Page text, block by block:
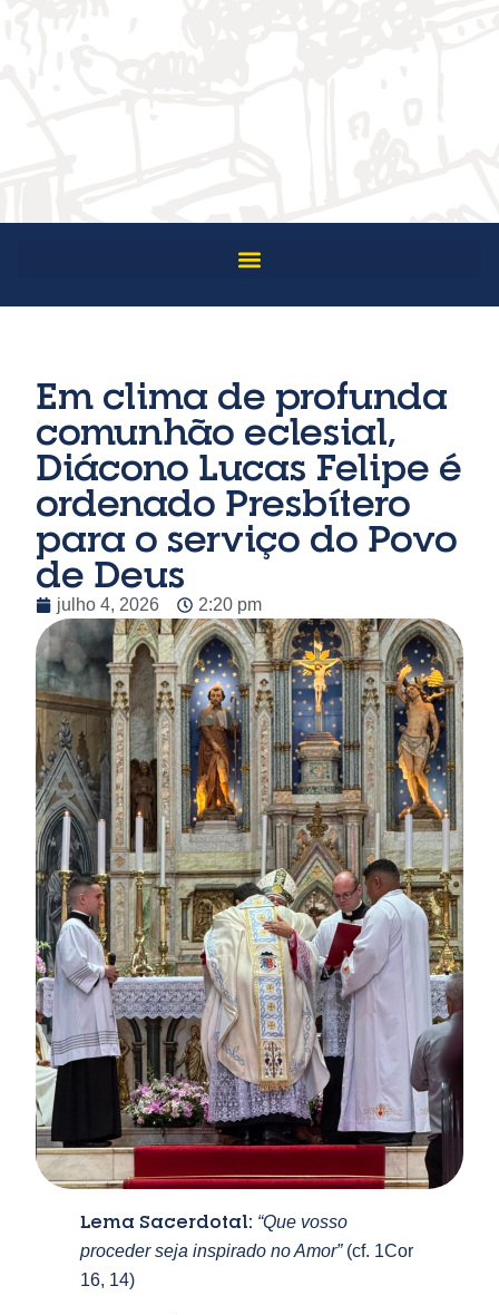
Em clima de profunda
comunhão eclesial,
Diácono Lucas Felipe é
ordenado Presbítero
para o serviço do Povo
de Deus
julho 4, 2026 2:20 pm
Lema Sacerdotal: “Que vosso
proceder seja inspirado no Amor”(cf. 1Cor
16, 14)